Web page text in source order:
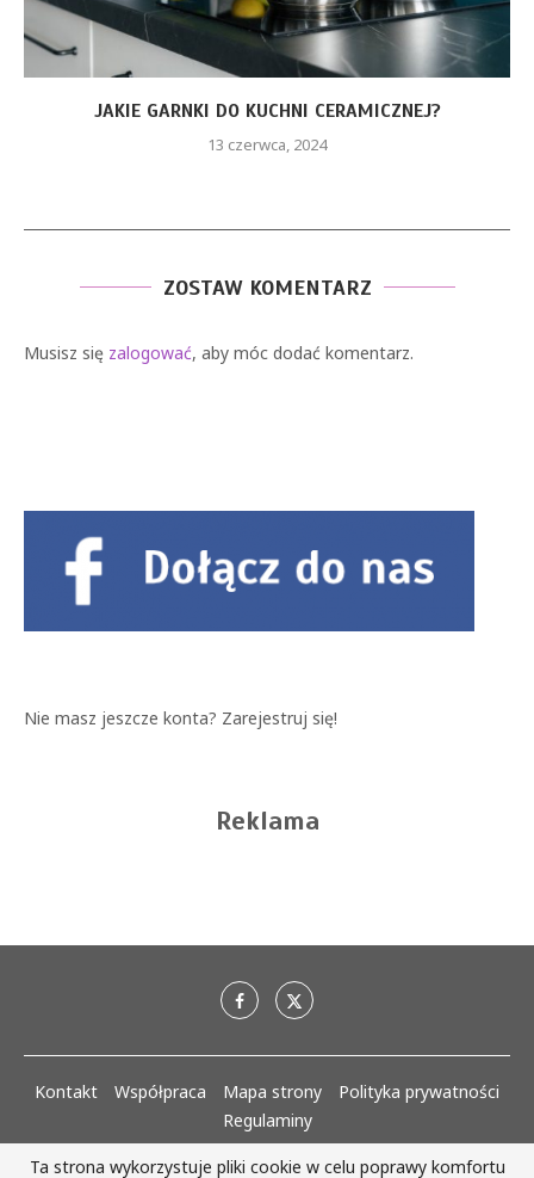
JAKIE GARNKI DO KUCHNI CERAMICZNEJ?
13 czerwca, 2024
ZOSTAW KOMENTARZ
Musisz się zalogować, aby móc dodać komentarz.
Nie masz jeszcze konta? Zarejestruj się!
Reklama
Kontakt Współpraca Mapa strony
Polityka prywatności
Regulaminy
Ta strona wykorzystuje pliki cookie w celu poprawy komfortu